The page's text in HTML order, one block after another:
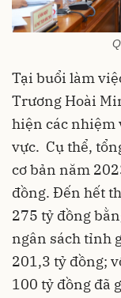
Tại buổi làm
Trương Hoài
hiện các nhiệm
vực. Cụ thể,
cơ bản năm
đồng. Đến hết
275 tỷ đồng
ngân sách tỉnh
201,3 tỷ đồng;
100 tỷ đồng đã